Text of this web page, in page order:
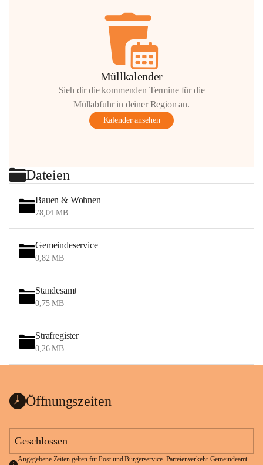
Müllkalender
Sieh dir die kommenden Termine für die
Müllabfuhr in deiner Region an.
Kalender ansehen
Dateien
Bauen & Wohnen
78,04 MB
Gemeindeservice
0,82 MB
Standesamt
0,75 MB
Strafregister
0,26 MB
Öffnungszeiten
Geschlossen
Angegebene Zeiten gelten für Post und Bürgerservice. Parteienverkehr Gemeindeamt